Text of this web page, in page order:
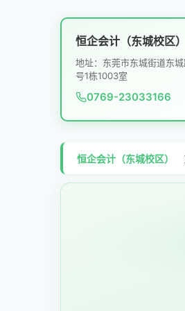
恒企会计（东城校区）
地址：东莞市东城街道东
号1栋1003室
0769-23033166
恒企会计（东城校区）